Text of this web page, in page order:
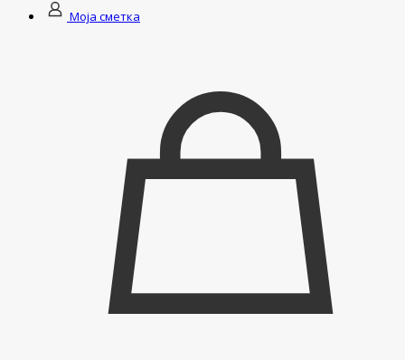
Моја сметка